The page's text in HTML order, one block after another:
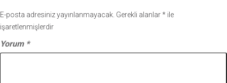
E-posta adresiniz yayınlanmayacak. Gerekli alanlar* ile
işaretlenmişlerdir
Yorum *